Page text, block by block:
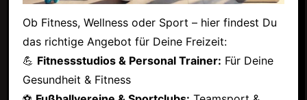
Ob Fitness, Wellness oder Sport – hier findest Du
das richtige Angebot für Deine Freizeit:
💪 Fitnessstudios & Personal Trainer: Für Deine
Gesundheit & Fitness